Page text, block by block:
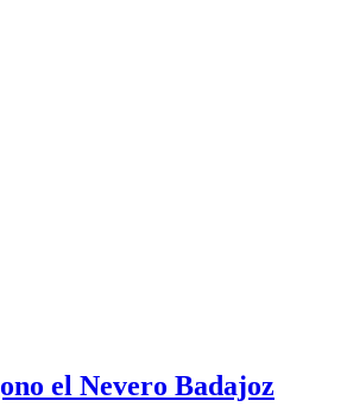
el Nevero Badajoz